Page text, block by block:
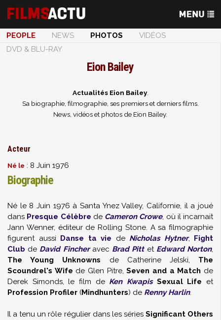
PEOPLE NEWS PHOTOS
VIDÉOS
DVD & BLU-RAY
Eion Bailey
Actualités Eion Bailey.
Sa biographie, filmographie, ses premiers et derniers films.
News, vidéos et photos de Eion Bailey.
Acteur
Né le : 8 Juin 1976
Biographie
Né le 8 Juin 1976 à Santa Ynez Valley, Californie, il a joué
dans Presque Célèbre de Cameron Crowe, où il incarnait
Jann Wenner, éditeur de Rolling Stone. A sa filmographie
figurent aussi Danse ta vie de Nicholas Hytner, Fight
Club de David Fincheravec Brad Pittet Edward Norton,
The Young Unknowns de Catherine Jelski, The
Scoundrel's Wife de Glen Pitre,Seven and a Match de
Derek Simonds, le film de Ken Kwapis Sexual Life et
Profession Profiler (Mindhunters) de Renny Harlin.
Il a tenu un rôle régulier dans les séries Significant Others